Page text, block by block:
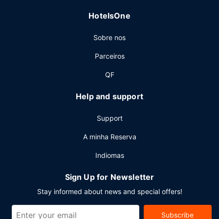
HotelsOne
Sobre nos
Parceiros
QF
Help and support
Support
A minha Reserva
Indiomas
Sign Up for Newsletter
Stay informed about news and special offers!
Subscribe